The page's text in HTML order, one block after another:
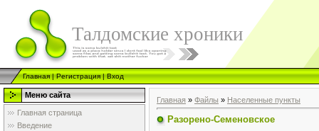
Талдомские хроники
Главная|Регистрация|Вход
Меню сайта
Главная страница
Введение
Главная » Файлы » Населенные пункты
Разорено-Семеновское